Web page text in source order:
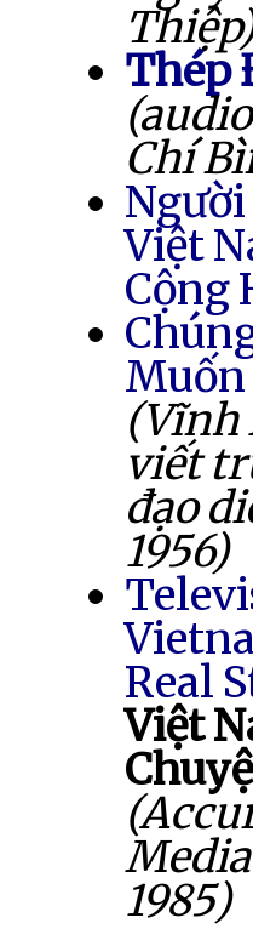
Thép
Chí
Việt
Cộng
Muốn
(Vĩnh
viết
đạo
1956)
Real
Việt
1985)